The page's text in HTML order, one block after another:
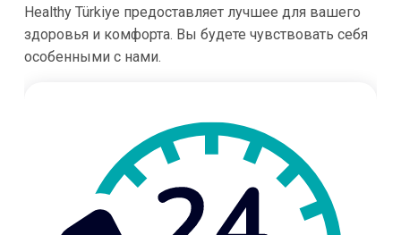
Healthy Türkiye предоставляет лучшее для вашего
здоровья и комфорта. Вы будете чувствовать себя
особенными с нами.